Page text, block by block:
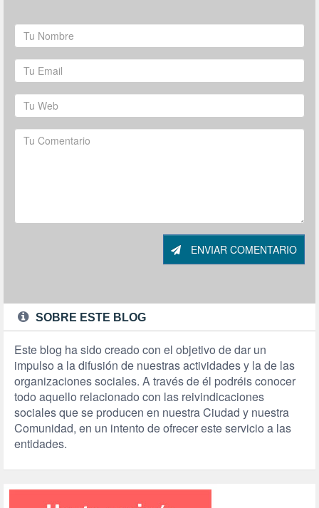
ENVIAR COMENTARIO
SOBRE ESTE BLOG
Este blog ha sido creado con el objetivo de dar un
impulso a la difusión de nuestras actividades y la de las
organizaciones sociales. A través de él podréis conocer
todo aquello relacionado con las reivindicaciones
sociales que se producen en nuestra Ciudad y nuestra
Comunidad, en un intento de ofrecer este servicio a las
entidades.